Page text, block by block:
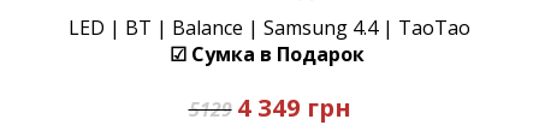
LED | BT | Balance | Samsung 4.4 | TaoTao
☑ Сумка в Подарок
5129 4 349 грн